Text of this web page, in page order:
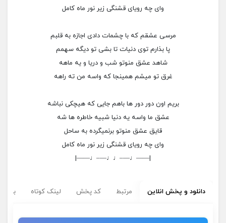
وای چه رویای قشنگی زیر نور ماه کامل
مرسی عشقم که با چشمات دادی اجازه به قلبم
پا بذارم توی دنیات تا بشی تو دیگه سهمم
شاهد عشق منو‌تو شب و دریا و‌ یه ماهه
غرق تو‌ میشم همینجا که واسه من ته راهه
بریم‌ اون‌ دور دور ها باهم جایی که هیچکی نباشه
عشق ما واسه یه دنیا شبیه خاطره ها شه
قایق عشق منو‌تو برنمیگرده به ساحل
وای چه رویای قشنگی زیر نور ماه کامل
|——♩—–♩♩—–♩——|
دانلود و پخش انلاین مرتبط کد پخش لینک کوتاه